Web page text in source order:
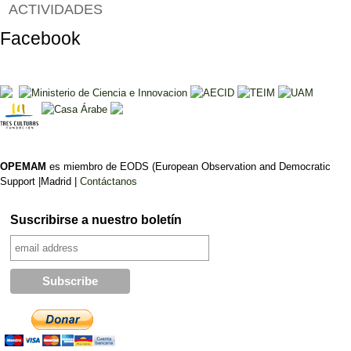
ACTIVIDADES
Facebook
OPEMAM es miembro de EODS (European Observation and Democratic
Support |Madrid | Contáctanos
Suscribirse a nuestro boletín